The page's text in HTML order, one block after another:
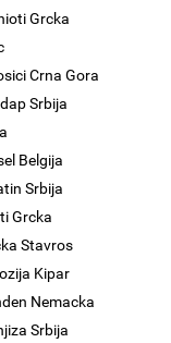
Grcka
Crna Gora
Srbija
Belgija
Srbija
Grcka
Stavros
Kipar
Nemacka
Srbija